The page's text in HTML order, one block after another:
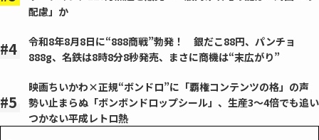
配慮」か
令和8年8月8日に“888商戦”勃発！ 銀だこ88円、パンチョ
888g、名鉄は8時8分8秒発売、まさに商機は“末広がり”
映画ちいかわ×正規“ボンドロ”に「覇権コンテンツの格」の声
勢い止まらぬ「ボンボンドロップシール」、生産3～4倍でも追い
つかない平成レトロ熱